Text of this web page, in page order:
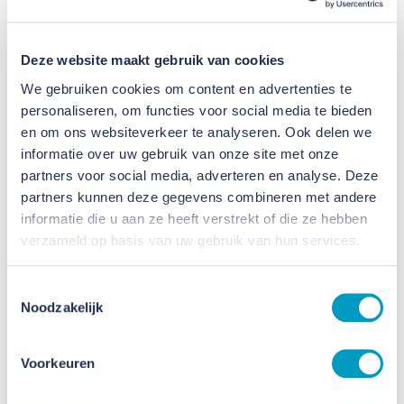
Deze website maakt gebruik van cookies
We gebruiken cookies om content en advertenties te
personaliseren, om functies voor social media te bieden
en om ons websiteverkeer te analyseren. Ook delen we
informatie over uw gebruik van onze site met onze
partners voor social media, adverteren en analyse. Deze
partners kunnen deze gegevens combineren met andere
informatie die u aan ze heeft verstrekt of die ze hebben
verzameld op basis van uw gebruik van hun services.
Noodzakelijk
Voorkeuren
afgegeven door Netwerk Conceptueel Bouwen.
Maximale duurzaamheid
Onze VB ID woonconcepten zijn volledig gericht op
de toekomst. Ze voldoen aan de huidige
regelgeving en zijn indien gewenst op specifieke
onderdelen aan te passen. Wanneer een
woningcorporatie maximaal wil inzetten op
duurzaamheid, is het gebruik van een houten casco
ook beschikbaar vanuit onze ecolijn.Binnen de
woningconcept op basis van houtbouw. Dit doen